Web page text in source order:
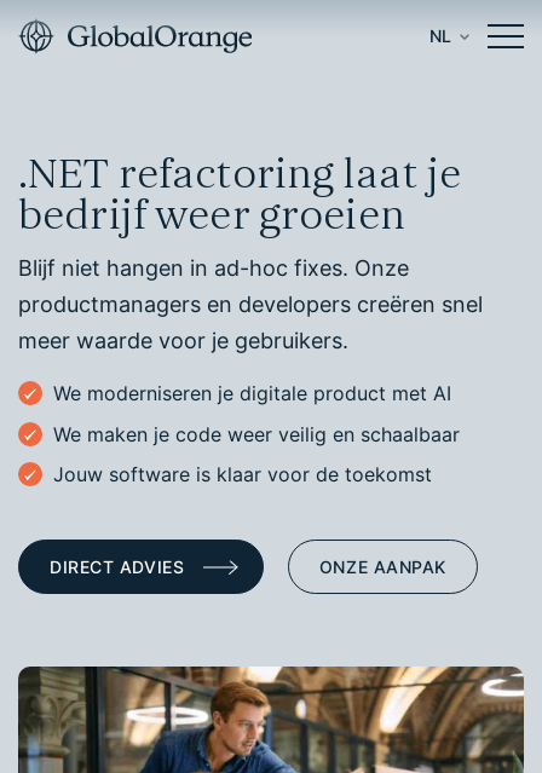
NL
.NET refactoring laat je
bedrijf weer groeien
Blijf niet hangen in ad-hoc fixes. Onze
productmanagers en developers creëren snel
meer waarde voor je gebruikers.
We moderniseren je digitale product met AI
We maken je code weer veilig en schaalbaar
Jouw software is klaar voor de toekomst
DIRECT ADVIES ONZE AANPAK